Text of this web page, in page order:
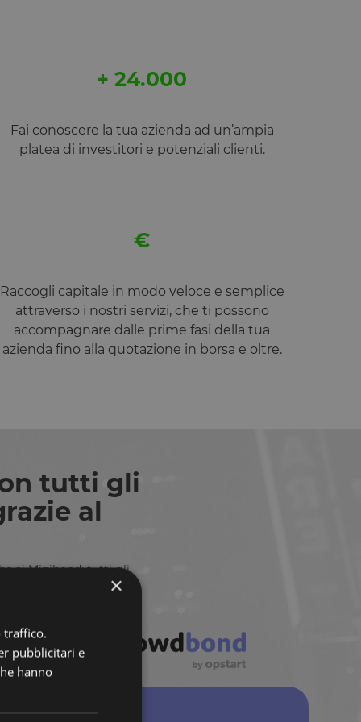
+ 24.000
Fai conoscere la tua azienda ad un’ampia
platea di investitori e potenziali clienti.
€
Raccogli capitale in modo veloce e semplice
attraverso i nostri servizi, che ti possono
accompagnare dalle prime fasi della tua
azienda fino alla quotazione in borsa e oltre.
tutti gli
al
ai Minibond: tutti gli
×
traffico.
pubblicitari e
hanno